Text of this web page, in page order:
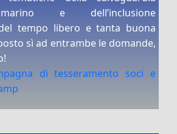
marino e dell’inclusione
tempo libero e tanta buona
sì ad entrambe le domande,
di tesseramento soci e